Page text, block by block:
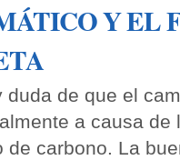
Y EL
duda de que el
a causa
de carbono. La